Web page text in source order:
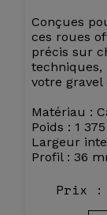
Conçues
ces roues
précis sur
techniques,
votre gravel
Matériau :
Poids : 1
Largeur
Profil : 36
Prix :